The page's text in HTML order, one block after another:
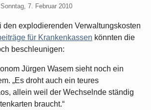
Sonntag, 7. Februar 2010
den explodierenden Verwaltungskosten
für Krankenkassen könnten die
beschleunigen:
Jürgen Wasem sieht noch ein
„Es droht auch ein teures
allein weil der Wechselnde ständig
braucht.“